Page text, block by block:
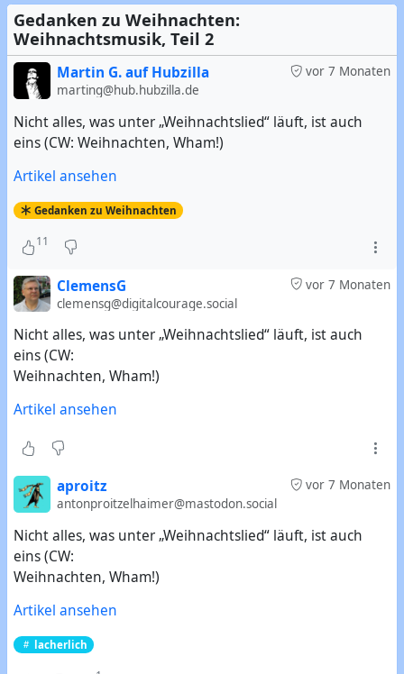
übrigen bin ich seit 2006 überwiegender Linuxer.
#Vorstellung#Linux#GNU/Linux#Freie Software#Open
Source #FOSS#FLOSS#Fehmarn Hamburg#Hamburger
# Norddeutsch
Gedanken zu Weihnachten:
Weihnachtsmusik, Teil 2
vor 7 Monaten
Martin G. auf Hubzilla
marting@hub.hubzilla.de
Nicht alles, was unter „Weihnachtslied“ läuft, ist auch
eins (CW: Weihnachten, Wham!)
Artikel ansehen
Gedanken zu Weihnachten
11
vor 7 Monaten
ClemensG
clemensg@digitalcourage.social
Nicht alles, was unter „Weihnachtslied“ läuft, ist auch
eins (CW:
Weihnachten, Wham!)
Artikel ansehen
vor 7 Monaten
aproitz
antonproitzelhaimer@mastodon.social
Nicht alles, was unter „Weihnachtslied“ läuft, ist auch
eins (CW:
Weihnachten, Wham!)
Artikel ansehen
lacherlich